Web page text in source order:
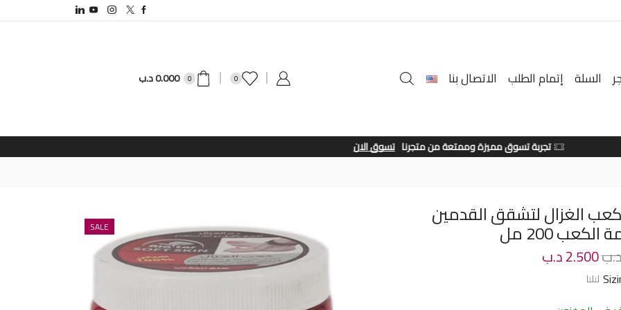
السلة إتمام الطلب الاتصال بنا 0
0
0.000د.ب
تجربة تسوق مميزة وممتعة من متجرنا
تسوق الان
SALE الغزال لتشقق القدمين
200 مل
2.500د.ب